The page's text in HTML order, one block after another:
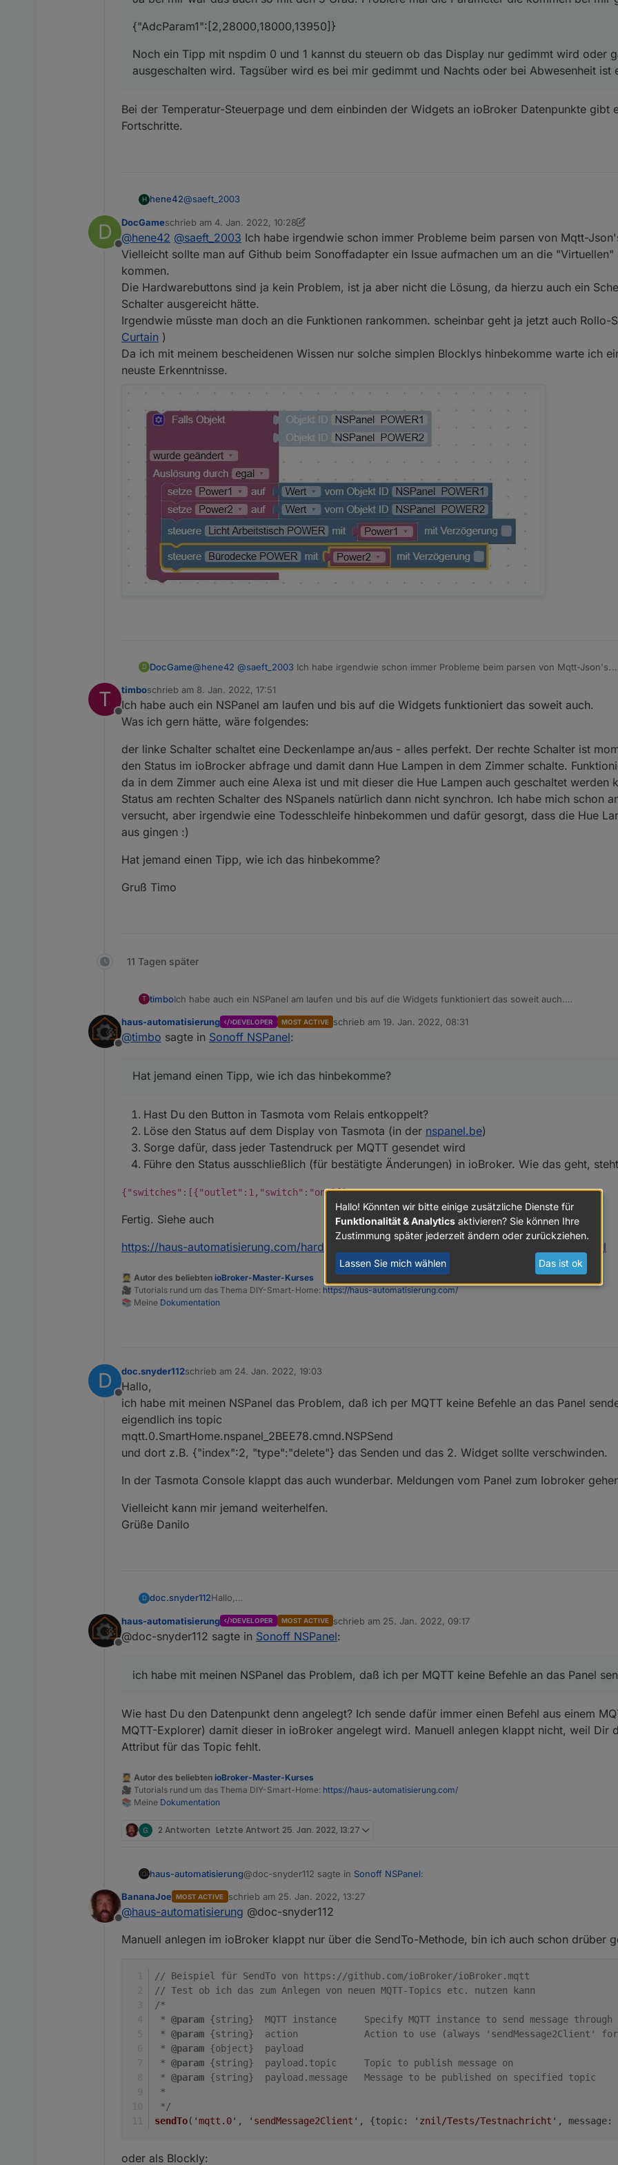
{"AdcParam1":[2,28000,18000,13950]}
Noch ein Tipp mit nspdim 0 und 1 kannst du steuern ob das Display nur gedimmt wird oder
ausgeschalten wird. Tagsüber wird es bei mir gedimmt und Nachts oder bei Abwesenheit ist
Bei der Temperatur-Steuerpage und dem einbinden der Widgets an ioBroker Datenpunkte gibt
Fortschritte.
H hene42@saeft_2003
im Moment so, die Frage ist ob das so i.o. ist
D
Offline
DocGameschrieb am 4. Jan. 2022, 10:28
zuletzt editiert von DocGame1. Apr. 2022, 12:57
@hene42 @saeft_2003 Ich habe irgendwie schon immer Probleme beim parsen von Mqtt-
Vielleicht sollte man auf Github beim Sonoffadapter ein Issue aufmachen um an die "Virtuellen"
kommen.
Die Hardwarebuttons sind ja kein Problem, ist ja aber nicht die Lösung, da hierzu auch ein
Schalter ausgereicht hätte.
Irgendwie müsste man doch an die Funktionen rankommen. scheinbar geht ja jetzt auch Rollo-
Curtain )
Da ich mit meinem bescheidenen Wissen nur solche simplen Blocklys hinbekomme warte ich
neuste Erkenntnisse.
D DocGame@hene42 @saeft_2003 Ich habe irgendwie schon immer Probleme beim parsen von Mqtt-Json's.
Die Hardwarebuttons sind ja kein Problem, ist ja aber nicht die Lösung, da hierzu auch ein
ausgereicht hätte.
Irgendwie müsste man doch an die Funktionen rankommen. scheinbar geht ja jetzt auch Rollo-
Da ich mit meinem bescheidenen Wissen nur solche simplen Blocklys hinbekomme warte ich
T
Offline
timboschrieb am 8. Jan. 2022, 17:51
zuletzt editiert von
Ich habe auch ein NSPanel am laufen und bis auf die Widgets funktioniert das soweit auch.
Was ich gern hätte, wäre folgendes:
der linke Schalter schaltet eine Deckenlampe an/aus - alles perfekt. Der rechte Schalter ist
den Status im ioBrocker abfrage und damit dann Hue Lampen in dem Zimmer schalte.
da in dem Zimmer auch eine Alexa ist und mit dieser die Hue Lampen auch geschaltet werden
Status am rechten Schalter des NSpanels natürlich dann nicht synchron. Ich habe mich schon
versucht, aber irgendwie eine Todesschleife hinbekommen und dafür gesorgt, dass die Hue
aus gingen :)
Hat jemand einen Tipp, wie ich das hinbekomme?
Gruß Timo
11 Tagen später
T timboIch habe auch ein NSPanel am laufen und bis auf die Widgets funktioniert das soweit auch.
der linke Schalter schaltet eine Deckenlampe an/aus - alles perfekt. Der rechte Schalter ist momentan
im ioBrocker abfrage und damit dann Hue Lampen in dem Zimmer schalte. Funktioniert auch alles, aber
hinbekommen und dafür gesorgt, dass die Hue Lampen ca. 5 min an / aus gingen :)
Gruß Timo
Offline
haus-automatisierung DEVELOPER MOST ACTIVE schrieb am19. Jan. 2022, 08:31
zuletzt editiert von
@timbo sagte in Sonoff NSPanel:
Hat jemand einen Tipp, wie ich das hinbekomme?
Hast Du den Button in Tasmota vom Relais entkoppelt?
Löse den Status auf dem Display von Tasmota (in der nspanel.be)
Sorge dafür, dass jeder Tastendruck per MQTT gesendet wird
Führe den Status ausschließlich (für bestätigte Änderungen) in ioBroker. Wie das geht, steht
{"switches":[{"outlet":1,"switch":"on"}]}
Fertig. Siehe auch
https://haus-automatisierung.com/hardware/sonoff/2022/01/18/sonoff-nspanel-iobroker.html
🧑‍🎓 Autor des beliebten ioBroker-Master-Kurses
🎥 Tutorials rund um das Thema DIY-Smart-Home: https://haus-automatisierung.com/
📚 Meine Dokumentation
D
Offline
doc.snyder112schrieb am 24. Jan. 2022, 19:03
zuletzt editiert von
Hallo,
ich habe mit meinen NSPanel das Problem, daß ich per MQTT keine Befehle an das Panel
eigendlich ins topic
mqtt.0.SmartHome.nspanel_2BEE78.cmnd.NSPSend
und dort z.B. {"index":2, "type":"delete"} das Senden und das 2. Widget sollte verschwinden.
In der Tasmota Console klappt das auch wunderbar. Meldungen vom Panel zum Iobroker
Vielleicht kann mir jemand weiterhelfen.
Grüße Danilo
D doc.snyder112Hallo,
eigendlich ins topic
mqtt.0.SmartHome.nspanel_2BEE78.cmnd.NSPSend
In der Tasmota Console klappt das auch wunderbar. Meldungen vom Panel zum Iobroker
Offline
haus-automatisierung DEVELOPER MOST ACTIVE schrieb am 25. Jan. 2022, 09:17
zuletzt editiert von
@doc-snyder112 sagte in Sonoff NSPanel:
ich habe mit meinen NSPanel das Problem, daß ich per MQTT keine Befehle an das Panel
Wie hast Du den Datenpunkt denn angelegt? Ich sende dafür immer einen Befehl aus einem
MQTT-Explorer) damit dieser in ioBroker angelegt wird. Manuell anlegen klappt nicht, weil Dir
Attribut für das Topic fehlt.
🧑‍🎓 Autor des beliebten ioBroker-Master-Kurses
🎥 Tutorials rund um das Thema DIY-Smart-Home: https://haus-automatisierung.com/
📚 Meine Dokumentation
2 Antworten Letzte Antwort 25. Jan. 2022, 13:27
haus-automatisierung@doc-snyder112 sagte in Sonoff NSPanel:
ich habe mit meinen NSPanel das Problem, daß ich per MQTT keine Befehle an das
Wie hast Du den Datenpunkt denn angelegt? Ich sende dafür immer einen Befehl aus
native-Attribut für das Topic fehlt.
Offline
BananaJoe MOST ACTIVE schrieb am 25. Jan. 2022, 13:27
zuletzt editiert von
@haus-automatisierung @doc-snyder112
Manuell anlegen im ioBroker klappt nur über die SendTo-Methode, bin ich auch schon drüber
// Beispiel für SendTo von https://github.com/ioBroker/ioBroker.mqtt
// Test ob ich das zum Anlegen von neuen MQTT-Topics etc. nutzen kann
/*
* @param {string}  MQTT instance     Specify MQTT instance to send message
* @param {string}  action            Action to use (always 'sendMessage2Client' for
* @param {object}  payload
* @param {string}  payload.topic     Topic to publish message on
* @param {string}  payload.message   Message to be published on specified topic
*
*/
sendTo( 'mqtt.0' , 'sendMessage2Client' , {topic: 'znil/Tests/Testnachricht' , message:
oder als Blockly:
Hallo! Könnten wir bitte einige zusätzliche Dienste für
Funktionalität & Analytics aktivieren? Sie können Ihre
Zustimmung später jederzeit ändern oder zurückziehen.
Lassen Sie mich wählen Das ist ok